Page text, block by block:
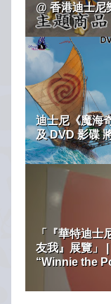
@ 香港迪士尼
迪士尼《魔海
及 DVD 影碟
「『華特迪士
友我』展覽」
“Winnie the